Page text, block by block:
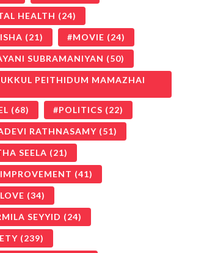
HEALTH (24)
(21) MOVIE (24)
SUBRAMANIYAN (50)
PEITHIDUM MAMAZHAI
(68) POLITICS (22)
RATHNASAMY (51)
SEELA (21)
(41)
(34)
SEYYID (24)
(239)